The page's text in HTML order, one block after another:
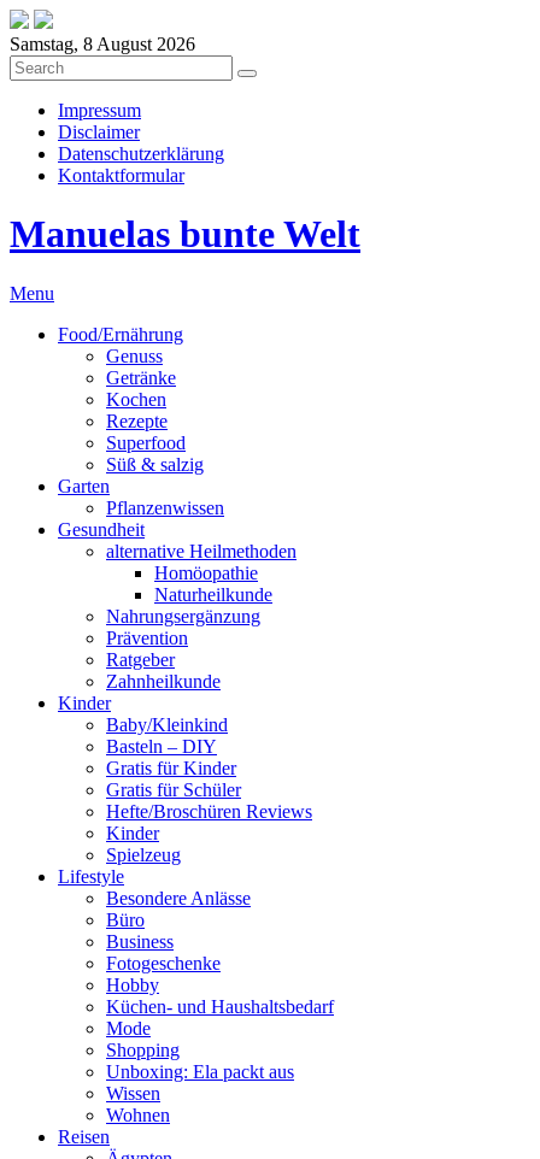
Samstag, 8 August 2026
Impressum
Disclaimer
Datenschutzerklärung
Kontaktformular
Manuelas bunte Welt
Menu
Food/Ernährung
Genuss
Getränke
Kochen
Rezepte
Superfood
Süß & salzig
Garten
Pflanzenwissen
Gesundheit
alternative Heilmethoden
Homöopathie
Naturheilkunde
Nahrungsergänzung
Prävention
Ratgeber
Zahnheilkunde
Kinder
Baby/Kleinkind
Basteln – DIY
Gratis für Kinder
Gratis für Schüler
Hefte/Broschüren Reviews
Kinder
Spielzeug
Lifestyle
Besondere Anlässe
Büro
Business
Fotogeschenke
Hobby
Küchen- und Haushaltsbedarf
Mode
Shopping
Unboxing: Ela packt aus
Wissen
Wohnen
Reisen